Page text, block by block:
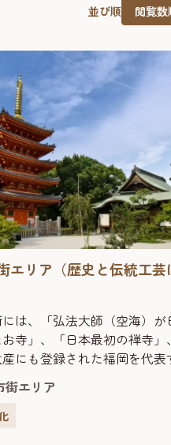
並び順 閲覧数
エリア（歴史と伝統工芸
は、「弘法大師（空海）が
寺」、「日本最初の禅寺」
にも登録された福岡を代表
山笠」にゆかりのある寺社、
るお寺など、歴史的・文化
多数あります。 また、「博多
街エリア